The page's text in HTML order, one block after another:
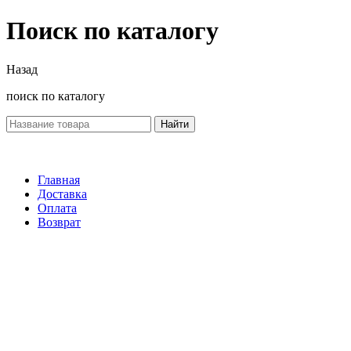
Поиск по каталогу
Назад
поиск по каталогу
Найти
Главная
Доставка
Оплата
Возврат